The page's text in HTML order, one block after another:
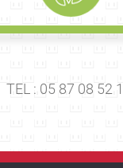
TEL : 05 87 08 52
E-MAIL :